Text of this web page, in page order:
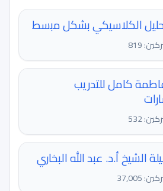
الكلاسيكي بشكل مبسط
819
كامل للتدريب
532
الشيخ أ.د. عبد الله البخاري
37,005